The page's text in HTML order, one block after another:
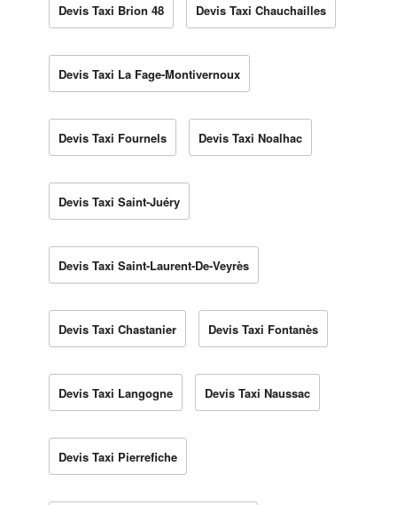
Devis Taxi Brion 48 Devis Taxi Chauchailles
Devis Taxi La Fage-Montivernoux
Devis Taxi Fournels Devis Taxi Noalhac
Devis Taxi Saint-Juéry
Devis Taxi Saint-Laurent-De-Veyrès
Devis Taxi Chastanier Devis Taxi Fontanès
Devis Taxi Langogne Devis Taxi Naussac
Devis Taxi Pierrefiche